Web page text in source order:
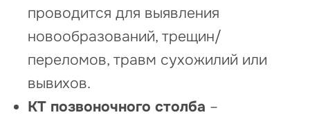
проводится для выявления
новообразований, трещин/
переломов, травм сухожилий или
вывихов.
КТ позвоночного столба –